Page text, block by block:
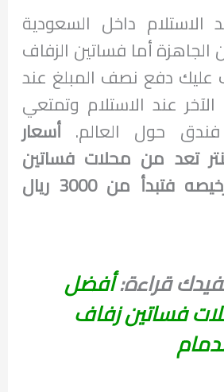
الاستلام داخل السعودية
الجاهزة أما فساتين الزفاف
دفع نصف المبلغ عند
عند الاستلام وتمتعي
حول العالم.أسعار
تعد من محلات فساتين
زفاف بالرياض رخيصه فتبدأ من 3000 ريال
قراءة:أفضل
فساتين زفاف